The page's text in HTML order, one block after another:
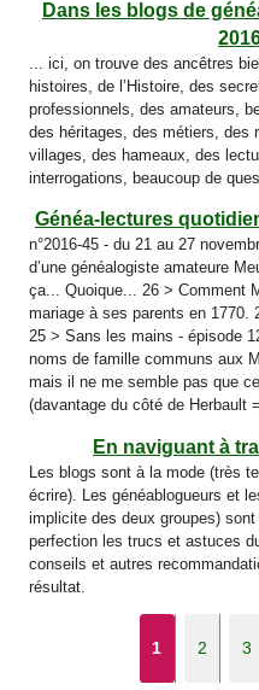
Dans les blogs de
... ici, on trouve des ancêtres
histoires, de l’Histoire, des
professionnels, des amateurs,
des héritages, des métiers, des
villages, des hameaux, des
interrogations, beaucoup de
Généa-lectures
n°2016-45 - du 21 au 27
d’une généalogiste amateure
ça... Quoique... 26 > Comment
mariage à ses parents en 1770.
25 > Sans les mains - épisode
noms de famille communs aux
mais il ne me semble pas que
(davantage du côté de Herbault
En naviguant à
Les blogs sont à la mode (très
écrire). Les généablogueurs et
implicite des deux groupes)
perfection les trucs et astuces
conseils et autres
résultat.
1 2 3